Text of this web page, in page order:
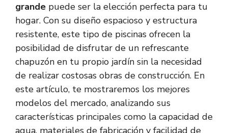
grande puede ser la elección perfecta para tu
hogar. Con su diseño espacioso y estructura
resistente, este tipo de piscinas ofrecen la
posibilidad de disfrutar de un refrescante
chapuzón en tu propio jardín sin la necesidad
de realizar costosas obras de construcción. En
este artículo, te mostraremos los mejores
modelos del mercado, analizando sus
características principales como la capacidad de